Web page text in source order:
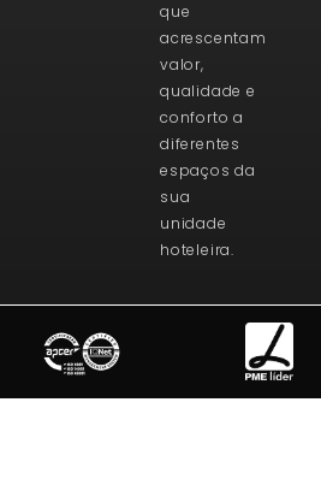
que
acrescentam
valor,
qualidade e
conforto a
diferentes
espaços da
sua
unidade
hoteleira.